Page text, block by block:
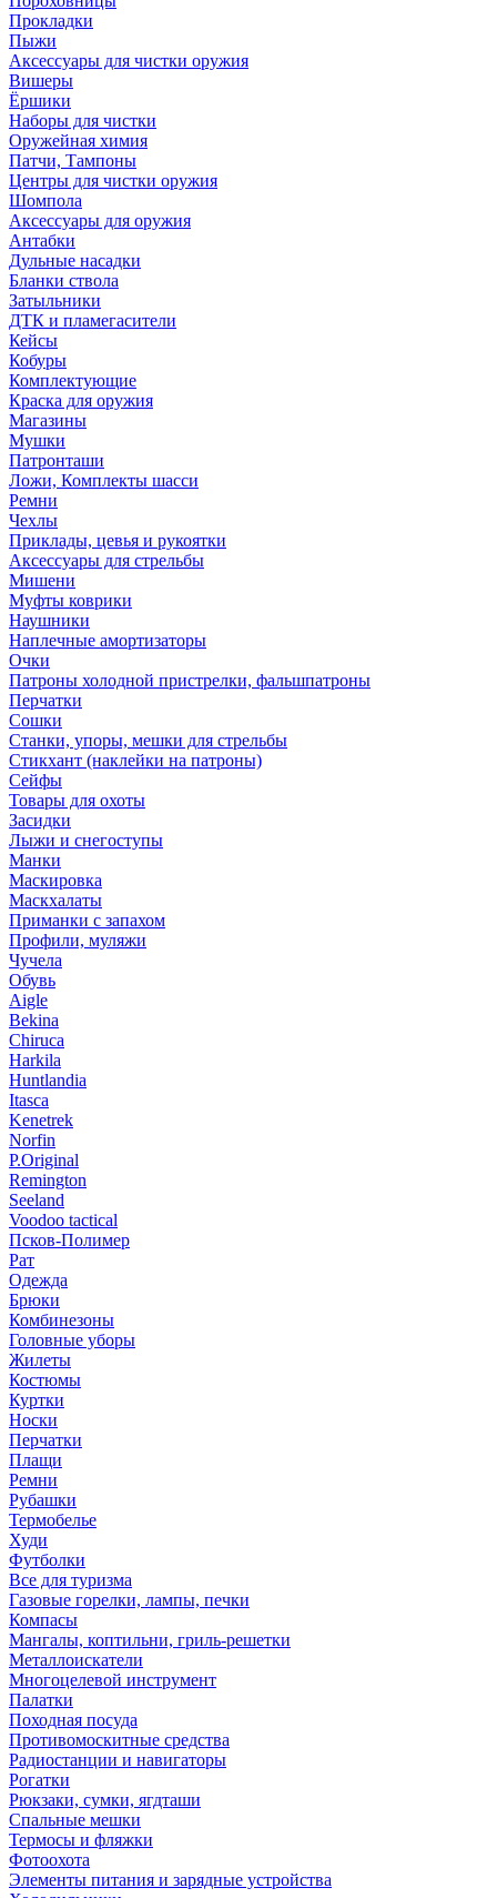
Прокладки
Пыжи
Аксессуары для чистки оружия
Вишеры
Ёршики
Наборы для чистки
Оружейная химия
Патчи, Тампоны
Центры для чистки оружия
Шомпола
Аксессуары для оружия
Антабки
Дульные насадки
Бланки ствола
Затыльники
ДТК и пламегасители
Кейсы
Кобуры
Комплектующие
Краска для оружия
Магазины
Мушки
Патронташи
Ложи, Комплекты шасси
Ремни
Чехлы
Приклады, цевья и рукоятки
Аксессуары для стрельбы
Мишени
Муфты коврики
Наушники
Наплечные амортизаторы
Очки
Патроны холодной пристрелки, фальшпатроны
Перчатки
Сошки
Станки, упоры, мешки для стрельбы
Стикхант (наклейки на патроны)
Сейфы
Товары для охоты
Засидки
Лыжи и снегоступы
Манки
Маскировка
Маскхалаты
Приманки с запахом
Профили, муляжи
Чучела
Обувь
Aigle
Bekina
Chiruсa
Harkila
Huntlandia
Itasca
Kenetrek
Norfin
P.Original
Remington
Seeland
Voodoo tactical
Псков-Полимер
Рат
Одежда
Брюки
Комбинезоны
Головные уборы
Жилеты
Костюмы
Куртки
Носки
Перчатки
Плащи
Ремни
Рубашки
Термобелье
Худи
Футболки
Все для туризма
Газовые горелки, лампы, печки
Компасы
Мангалы, коптильни, гриль-решетки
Металлоискатели
Многоцелевой инструмент
Палатки
Походная посуда
Противомоскитные средства
Радиостанции и навигаторы
Рогатки
Рюкзаки, сумки, ягдташи
Спальные мешки
Термосы и фляжки
Фотоохота
Элементы питания и зарядные устройства